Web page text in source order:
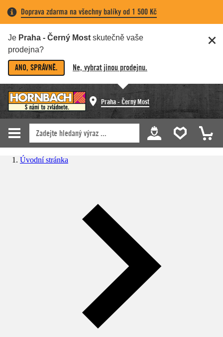
Doprava zdarma na všechny balíky od 1 500 Kč
Je Praha - Černý Most skutečně vaše
prodejna?
ANO, SPRÁVNĚ. Ne, vybrat jinou prodejnu.
Praha - Černý Most
Úvodní stránka